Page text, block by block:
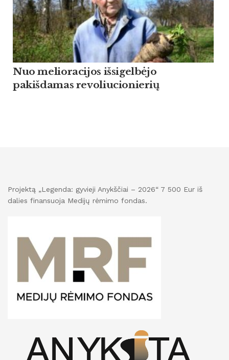
Nuo melioracijos išsigelbėjo
pakišdamas revoliucionierių
Projektą „Legenda: gyvieji Anykščiai – 2026“ 7 500 Eur iš
dalies finansuoja Medijų rėmimo fondas.